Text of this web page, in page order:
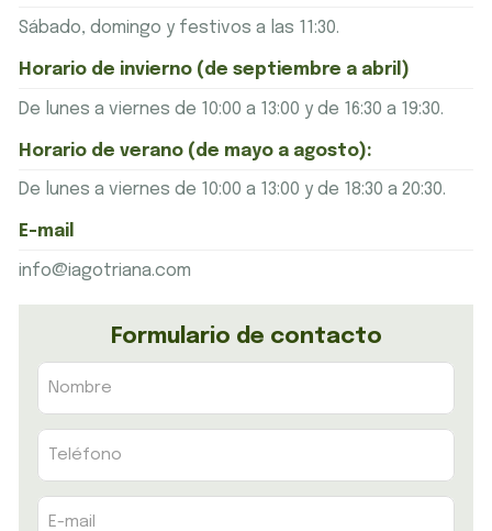
Sábado, domingo y festivos a las 11:30.
Horario de invierno (de septiembre a abril)
De lunes a viernes de 10:00 a 13:00 y de 16:30 a 19:30.
Horario de verano (de mayo a agosto):
De lunes a viernes de 10:00 a 13:00 y de 18:30 a 20:30.
E-mail
info@iagotriana.com
Formulario de contacto